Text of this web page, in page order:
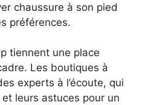
chaussure à son pied
préférences.
tiennent une place
Les boutiques à
experts à l’écoute, qui
leurs astuces pour un